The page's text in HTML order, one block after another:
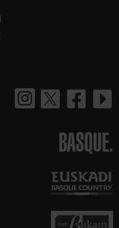
BASQUE.